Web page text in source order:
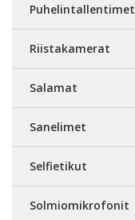
Puhelintallentimet
Riistakamerat
Salamat
Sanelimet
Selfietikut
Solmiomikrofonit